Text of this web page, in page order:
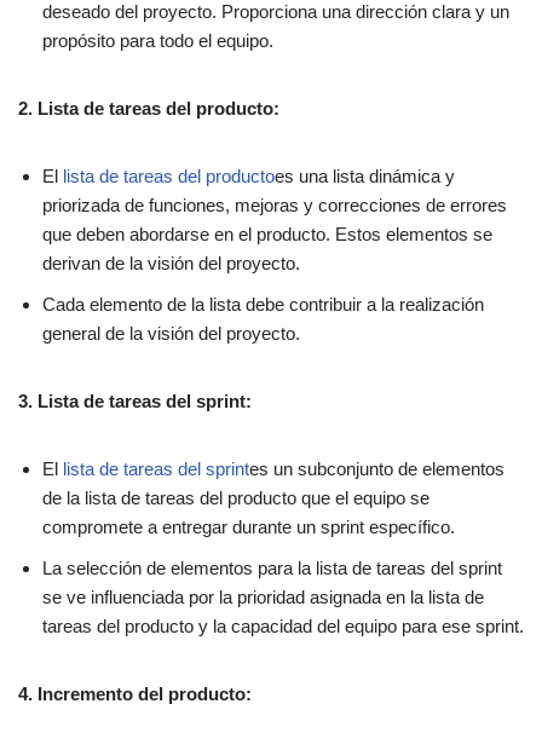
deseado del proyecto. Proporciona una dirección clara y un
propósito para todo el equipo.
2. Lista de tareas del producto:
El lista de tareas del productoes una lista dinámica y
priorizada de funciones, mejoras y correcciones de errores
que deben abordarse en el producto. Estos elementos se
derivan de la visión del proyecto.
Cada elemento de la lista debe contribuir a la realización
general de la visión del proyecto.
3. Lista de tareas del sprint:
El lista de tareas del sprintes un subconjunto de elementos
de la lista de tareas del producto que el equipo se
compromete a entregar durante un sprint específico.
La selección de elementos para la lista de tareas del sprint
se ve influenciada por la prioridad asignada en la lista de
tareas del producto y la capacidad del equipo para ese sprint.
4. Incremento del producto: